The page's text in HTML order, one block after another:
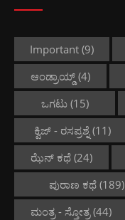
Important (9)
ಆಂಡ್ರಾಯ್ಡ್(4)
ಒಗಟು(15)
ಕ್ವಿಜ್ - ರಸಪ್ರಶ್ನೆ (11)
ಝೆನ್ ಕಥೆ(24)
ಪುರಾಣ ಕಥೆ (189)
ಮಂತ್ರ - ಸ್ತೋತ್ರ(44)